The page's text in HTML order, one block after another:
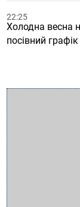
22:25
Холодна весна
посівний графік